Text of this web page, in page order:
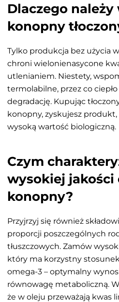
Dlaczego
konopny
Tylko produkcja bez użycia
chroni wielonienasycone
utlenianiem. Niestety,
termolabilne, przez co
degradację. Kupując
konopny, zyskujesz
wysoką wartość biologiczną.
Czym
wysokiej jakości
konopny?
Przyjrzyj się również
proporcji poszczególnych
tłuszczowych. Zamów
który ma korzystny
omega-3 – optymalny wynosi
równowagę metaboliczną.
że w oleju przeważają kwas